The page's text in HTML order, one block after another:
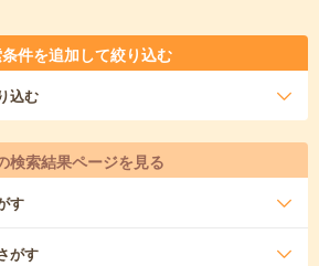
件を追加して絞り込む
込む
検索結果ページを見る
す
がす